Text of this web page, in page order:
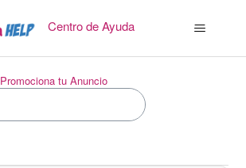
Centro de Ayuda
Promociona tu Anuncio